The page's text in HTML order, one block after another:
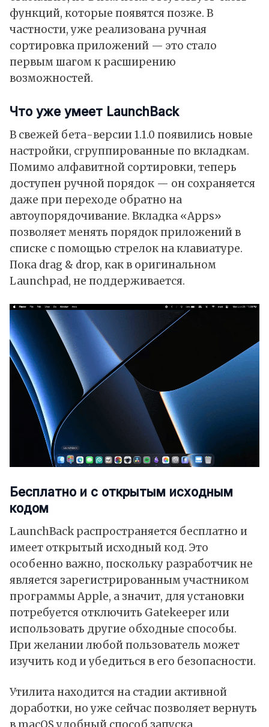
функций, которые появятся позже. В
частности, уже реализована ручная
сортировка приложений — это стало
первым шагом к расширению
возможностей.
Что уже умеет LaunchBack
В свежей бета-версии 1.1.0 появились новые
настройки, сгруппированные по вкладкам.
Помимо алфавитной сортировки, теперь
доступен ручной порядок — он сохраняется
даже при переходе обратно на
автоупорядочивание. Вкладка «Apps»
позволяет менять порядок приложений в
списке с помощью стрелок на клавиатуре.
Пока drag & drop, как в оригинальном
Launchpad, не поддерживается.
Бесплатно и с открытым исходным
кодом
LaunchBack распространяется бесплатно и
имеет открытый исходный код. Это
особенно важно, поскольку разработчик не
является зарегистрированным участником
программы Apple, а значит, для установки
потребуется отключить Gatekeeperили
использовать другие обходные способы.
При желании любой пользователь может
изучить код и убедиться в его безопасности.
Утилита находится на стадии активной
доработки, но уже сейчас позволяет вернуть